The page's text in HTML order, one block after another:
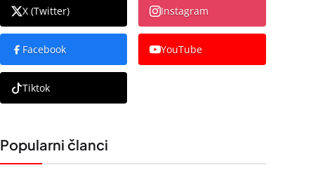
X (Twitter) Instagram
Facebook YouTube
Tiktok
Popularni članci